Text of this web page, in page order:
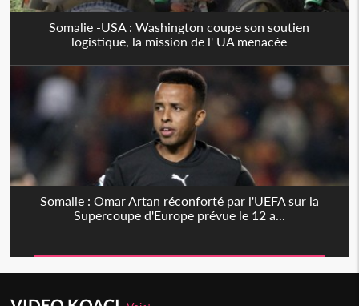
Somalie -USA : Washington coupe son soutien
logistique, la mission de l' UA menacée
Somalie : Omar Artan réconforté par l'UEFA sur la
Supercoupe d'Europe prévue le 12 a...